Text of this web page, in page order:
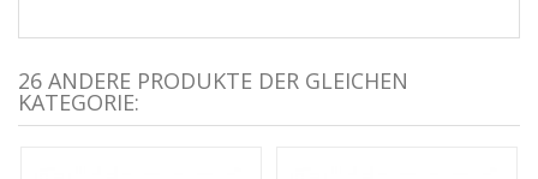
26 ANDERE PRODUKTE DER GLEICHEN
KATEGORIE: